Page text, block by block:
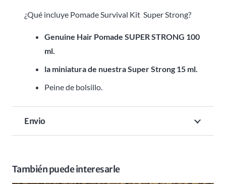
¿Qué incluye Pomade Survival Kit Super Strong?
Genuine Hair Pomade SUPER STRONG 100
ml.
la miniatura de nuestra Super Strong 15 ml.
Peine de bolsillo.
Envio
También puede interesarle